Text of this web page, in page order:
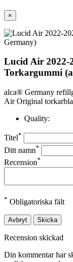
×
Lucid Air 2022-
Torkargummi
alca® Germany
Air Original
Quality:
Titel*
Ditt namn*
Recension*
* Obligatoriska fält
Avbryt Skicka
Recension skickad
Din kommentar har